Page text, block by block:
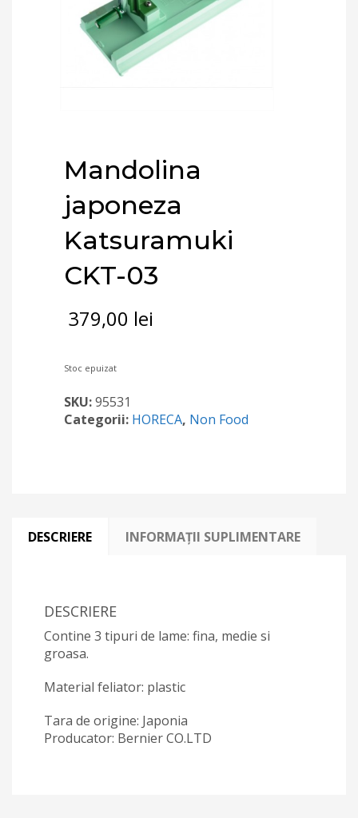
Mandolina
japoneza
Katsuramuki
CKT-03
379,00 lei
Stoc epuizat
SKU:95531
Categorii: HORECA, Non Food
DESCRIERE INFORMAȚII SUPLIMENTARE
DESCRIERE
Contine 3 tipuri de lame: fina, medie si
groasa.
Material feliator: plastic
Tara de origine: Japonia
Producator: Bernier CO.LTD